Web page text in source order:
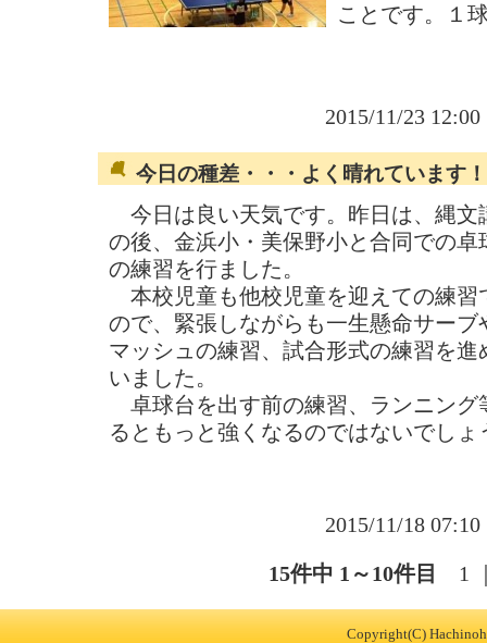
ことです。１
2015/11/23
今日の種差・・・よく晴れています！
今日は良い天気です。昨日は、縄文
の後、金浜小・美保野小と合同での卓
の練習を行ました。
本校児童も他校児童を迎えての練習
ので、緊張しながらも一生懸命サーブ
マッシュの練習、試合形式の練習を進
いました。
卓球台を出す前の練習、ランニング
るともっと強くなるのではないでし
2015/11/18
15件中 1～10件目 1
Copyright(C)